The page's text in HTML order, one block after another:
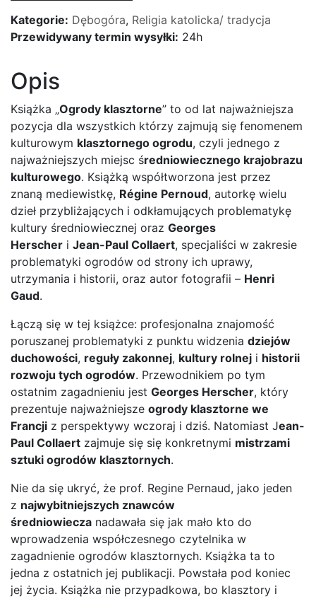
Kategorie: Dębogóra, Religia katolicka/ tradycja
Przewidywany termin wysyłki: 24h
Opis
Książka „Ogrody klasztorne” to od lat najważniejsza
pozycja dla wszystkich którzy zajmują się fenomenem
kulturowym klasztornego ogrodu, czyli jednego z
najważniejszych miejsc średniowiecznego krajobrazu
kulturowego. Książką współtworzona jest przez
znaną mediewistkę, Régine Pernoud, autorkę wielu
dzieł przybliżających i odkłamujących problematykę
kultury średniowiecznej oraz Georges
Herscher i Jean-Paul Collaert, specjaliści w zakresie
problematyki ogrodów od strony ich uprawy,
utrzymania i historii, oraz autor fotografii – Henri
Gaud.
Łączą się w tej książce: profesjonalna znajomość
poruszanej problematyki z punktu widzenia dziejów
duchowości, reguły zakonnej, kultury rolnej i historii
rozwoju tych ogrodów. Przewodnikiem po tym
ostatnim zagadnieniu jest Georges Herscher, który
prezentuje najważniejsze ogrody klasztorne we
Francji z perspektywy wczoraj i dziś. Natomiast Jean-
Paul Collaert zajmuje się się konkretnymi mistrzami
sztuki ogrodów klasztornych.
Nie da się ukryć, że prof. Regine Pernaud, jako jeden
z najwybitniejszych znawców
średniowiecza nadawała się jak mało kto do
wprowadzenia współczesnego czytelnika w
zagadnienie ogrodów klasztornych. Książka ta to
jedna z ostatnich jej publikacji. Powstała pod koniec
jej życia. Książka nie przypadkowa, bo klasztory i